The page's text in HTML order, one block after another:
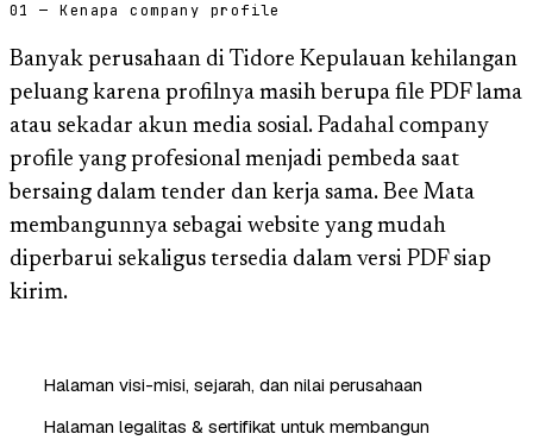
01 — Kenapa company profile
Banyak perusahaan di Tidore Kepulauan kehilangan
peluang karena profilnya masih berupa file PDF lama
atau sekadar akun media sosial. Padahal company
profile yang profesional menjadi pembeda saat
bersaing dalam tender dan kerja sama. Bee Mata
membangunnya sebagai website yang mudah
diperbarui sekaligus tersedia dalam versi PDF siap
kirim.
Halaman visi-misi, sejarah, dan nilai perusahaan
Halaman legalitas & sertifikat untuk membangun